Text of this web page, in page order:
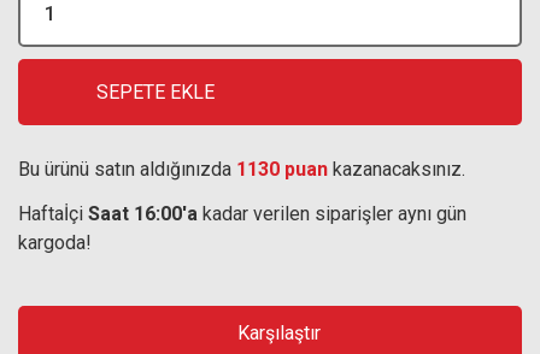
SEPETE EKLE
Bu ürünü satın aldığınızda 1130 puan kazanacaksınız.
Haftaİçi Saat 16:00'a kadar verilen siparişler aynı gün
kargoda!
Karşılaştır